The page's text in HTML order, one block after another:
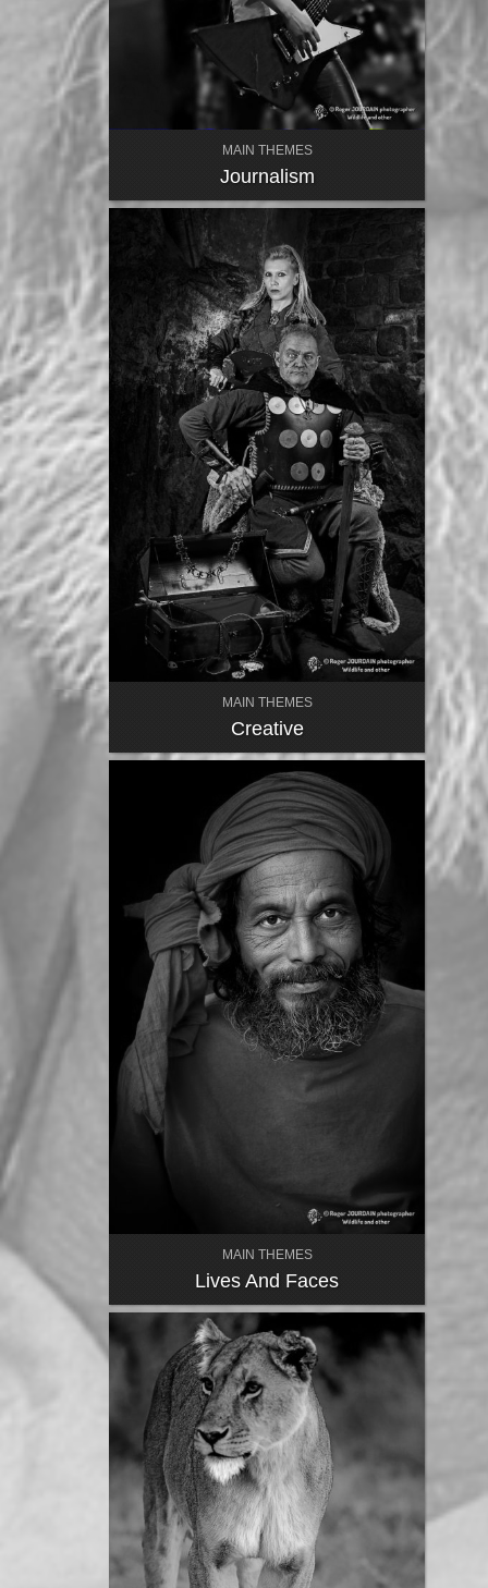
MAIN THEMES
Journalism
MAIN THEMES
Creative
MAIN THEMES
Lives And Faces